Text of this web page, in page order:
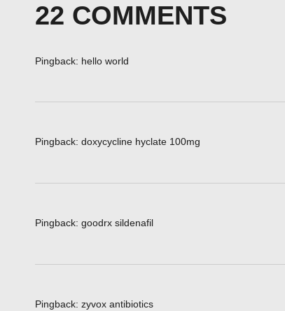
22 COMMENTS
Pingback: hello world
Pingback: doxycycline hyclate 100mg
Pingback: goodrx sildenafil
Pingback: zyvox antibiotics